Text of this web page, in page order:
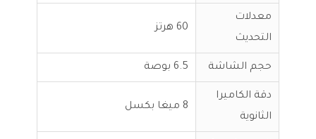
معدلات
التحديث
60 هرتز
حجم الشاشة 6.5 بوصة
دقة الكاميرا
الثانوية
8 ميغا بكسل